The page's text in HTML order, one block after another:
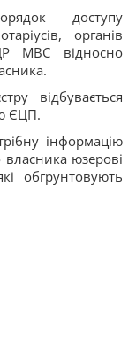
доступу
органів
МВС відносно
відбувається
ЄЦП.
інформацію
власника юзерові
обгрунтовують